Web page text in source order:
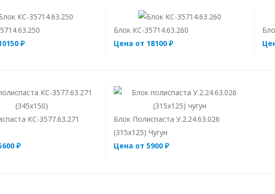
₽
Блок КС-35714.63.260
Цена от 18100 ₽
КС-3577.63.271
₽
Блок Полиспаста У.2.24.63.026
(315х125) Чугун
Цена от 5900 ₽